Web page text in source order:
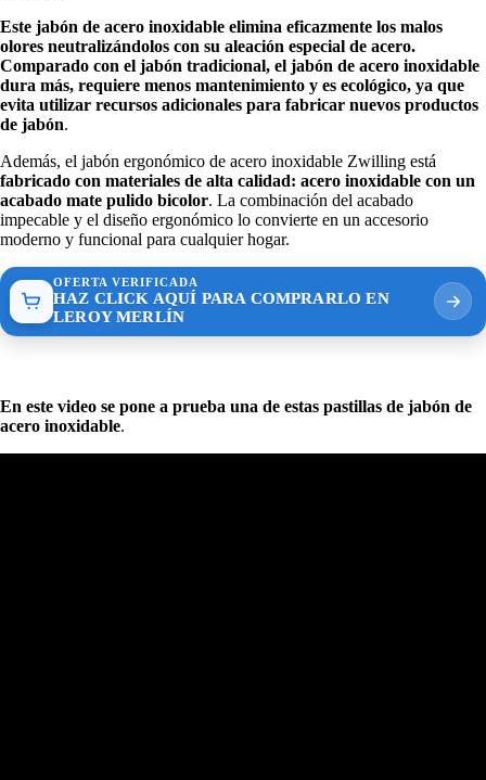
Este jabón de acero inoxidable elimina eficazmente los malos
olores neutralizándolos con su aleación especial de acero.
Comparado con el jabón tradicional, el jabón de acero inoxidable
dura más, requiere menos mantenimiento y es ecológico, ya que
evita utilizar recursos adicionales para fabricar nuevos productos
de jabón.
Además, el jabón ergonómico de acero inoxidable Zwilling está
fabricado con materiales de alta calidad: acero inoxidable con un
acabado mate pulido bicolor. La combinación del acabado
impecable y el diseño ergonómico lo convierte en un accesorio
moderno y funcional para cualquier hogar.
OFERTA VERIFICADA
HAZ CLICK AQUÍ PARA COMPRARLO EN
LEROY MERLÍN
En este video se pone a prueba una de estas pastillas de jabón de
acero inoxidable.